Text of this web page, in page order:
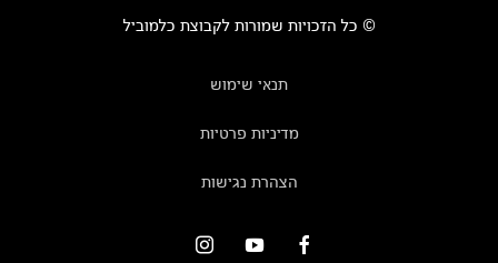
© כל הזכויות שמורות לקבוצת כלמוביל
תנאי שימוש
מדיניות פרטיות
הצהרת נגישות